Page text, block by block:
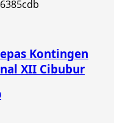
Kontingen
XII Cibubur